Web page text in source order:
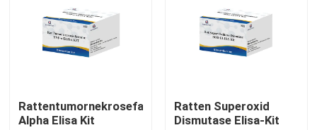
Produkte
Über uns
Werksbesichtigung
Rattentumornekrosefaktor
Alpha Elisa Kit
Ratten Superoxid
Dismutase Elisa-Kit